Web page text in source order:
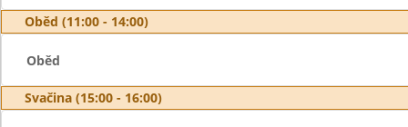
Oběd (11:00 - 14:00)
Oběd
Svačina (15:00 - 16:00)